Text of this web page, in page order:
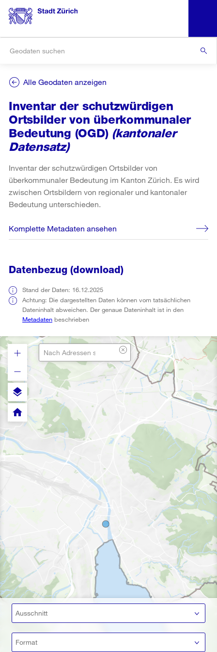
Alle Geodaten anzeigen
Inventar der schutzwürdigen
Ortsbilder von überkommunaler
Bedeutung (OGD) (kantonaler
Datensatz)
Inventar der schutzwürdigen Ortsbilder von
überkommunaler Bedeutung im Kanton Zürich. Es wird
zwischen Ortsbildern von regionaler und kantonaler
Bedeutung unterschieden.
Komplette Metadaten ansehen
Datenbezug (download)
Stand der Daten: 16.12.2025
Achtung: Die dargestellten Daten können vom tatsächlichen
Dateninhalt abweichen. Der genaue Dateninhalt ist in den
Metadaten beschrieben
layers
home
Ausschnitt
Format